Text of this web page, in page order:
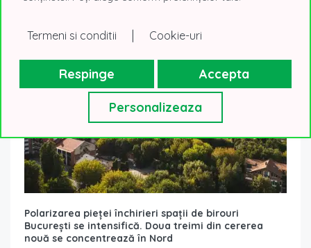
Polarizarea pieței închirieri spații de birouri
București se intensifică. Doua treimi din cererea
nouă se concentrează în Nord
Termeni si conditii | Cookie-uri
Respinge Accepta
Personalizeaza